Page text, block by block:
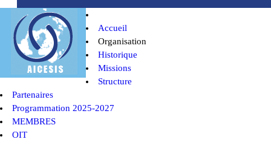
Accueil
Organisation
Historique
Missions
Structure
Partenaires
Programmation 2025-2027
MEMBRES
OIT